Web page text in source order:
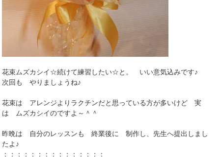
花束ムズカシイ☆続けて練習したい☆と。 いい意気込みです♪
次回も やりましょうね♪
花束は アレンジよりラクチンだと思っている方が多いけど 実
は ムズカシイのですよ～＾＾
昨晩は 自分のレッスンも 終業後に 制作し、先生へ提出しまし
たよ♪
：：：：：：：：：：：：：：：